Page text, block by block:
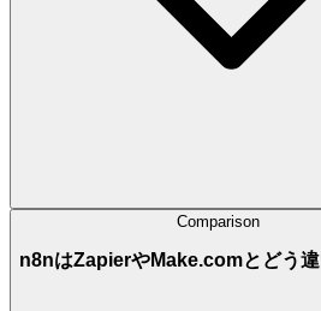
Comparison
n8nはZapierやMake.comとどう違